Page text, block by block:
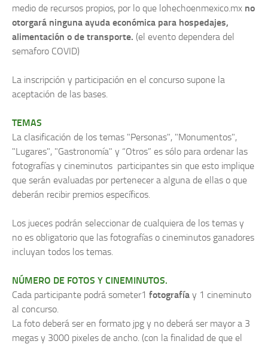
medio de recursos propios, por lo que lohechoenmexico.mx no
otorgará ninguna ayuda económica para hospedajes,
alimentación o de transporte. (el evento dependera del
semaforo COVID)
La inscripción y participación en el concurso supone la
aceptación de las bases.
TEMAS
La clasificación de los temas "Personas", "Monumentos",
"Lugares", "Gastronomía" y “Otros” es sólo para ordenar las
fotografías y cineminutos participantes sin que esto implique
que serán evaluadas por pertenecer a alguna de ellas o que
deberán recibir premios específicos.
Los jueces podrán seleccionar de cualquiera de los temas y
no es obligatorio que las fotografías o cineminutos ganadores
incluyan todos los temas.
NÚMERO DE FOTOS Y CINEMINUTOS.
Cada participante podrá someter1 fotografía y 1 cineminuto
al concurso.
La foto deberá ser en formato jpg y no deberá ser mayor a 3
megas y 3000 pixeles de ancho. (con la finalidad de que el